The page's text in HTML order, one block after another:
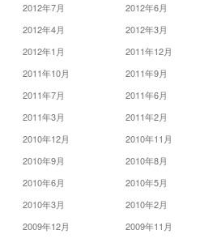
2012年7月
2012年6月
2012年4月
2012年3月
2012年1月
2011年12月
2011年10月
2011年9月
2011年7月
2011年6月
2011年3月
2011年2月
2010年12月
2010年11月
2010年9月
2010年8月
2010年6月
2010年5月
2010年3月
2010年2月
2009年12月
2009年11月